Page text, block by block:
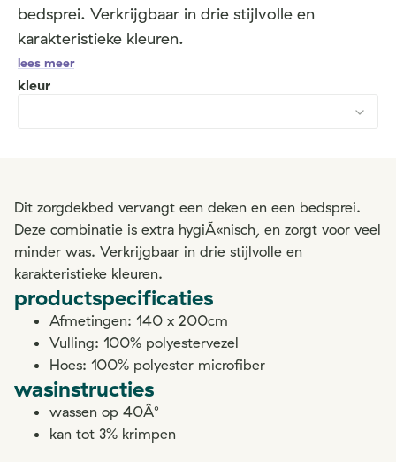
bedsprei. Verkrijgbaar in drie stijlvolle en
karakteristieke kleuren.
lees meer
kleur
Dit zorgdekbed vervangt een deken en een bedsprei.
Deze combinatie is extra hygiÃ«nisch, en zorgt voor veel
minder was. Verkrijgbaar in drie stijlvolle en
karakteristieke kleuren.
productspecificaties
Afmetingen: 140 x 200cm
Vulling: 100% polyestervezel
Hoes: 100% polyester microfiber
wasinstructies
wassen op 40Â°
kan tot 3% krimpen